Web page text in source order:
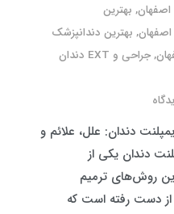
اصفهان, بهترین
, بهترین دندانپزشک
,
جراحی و EXT دندان
دندان: علل، علائم و
دندان یکی از
روش‌های ترمیم
از دست رفته است که